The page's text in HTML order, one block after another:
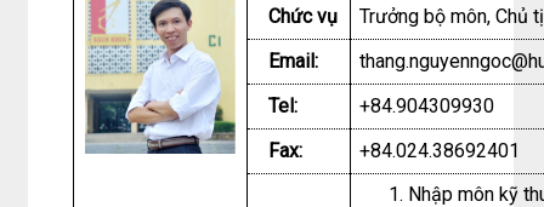
Chức vụ
Trưởng bộ môn, Chủ
Email:
Tel:
+84.904309930
Fax:
+84.024.38692401
Nhập môn kỹ